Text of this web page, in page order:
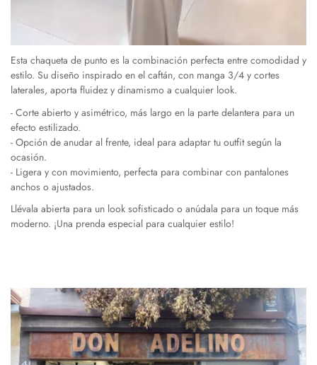
Esta chaqueta de punto es la combinación perfecta entre comodidad y
estilo. Su diseño inspirado en el caftán, con manga 3/4 y cortes
laterales, aporta fluidez y dinamismo a cualquier look.
- Corte abierto y asimétrico, más largo en la parte delantera para un
efecto estilizado.
- Opción de anudar al frente, ideal para adaptar tu outfit según la
ocasión.
- Ligera y con movimiento, perfecta para combinar con pantalones
anchos o ajustados.
Llévala abierta para un look sofisticado o anúdala para un toque más
moderno. ¡Una prenda especial para cualquier estilo!